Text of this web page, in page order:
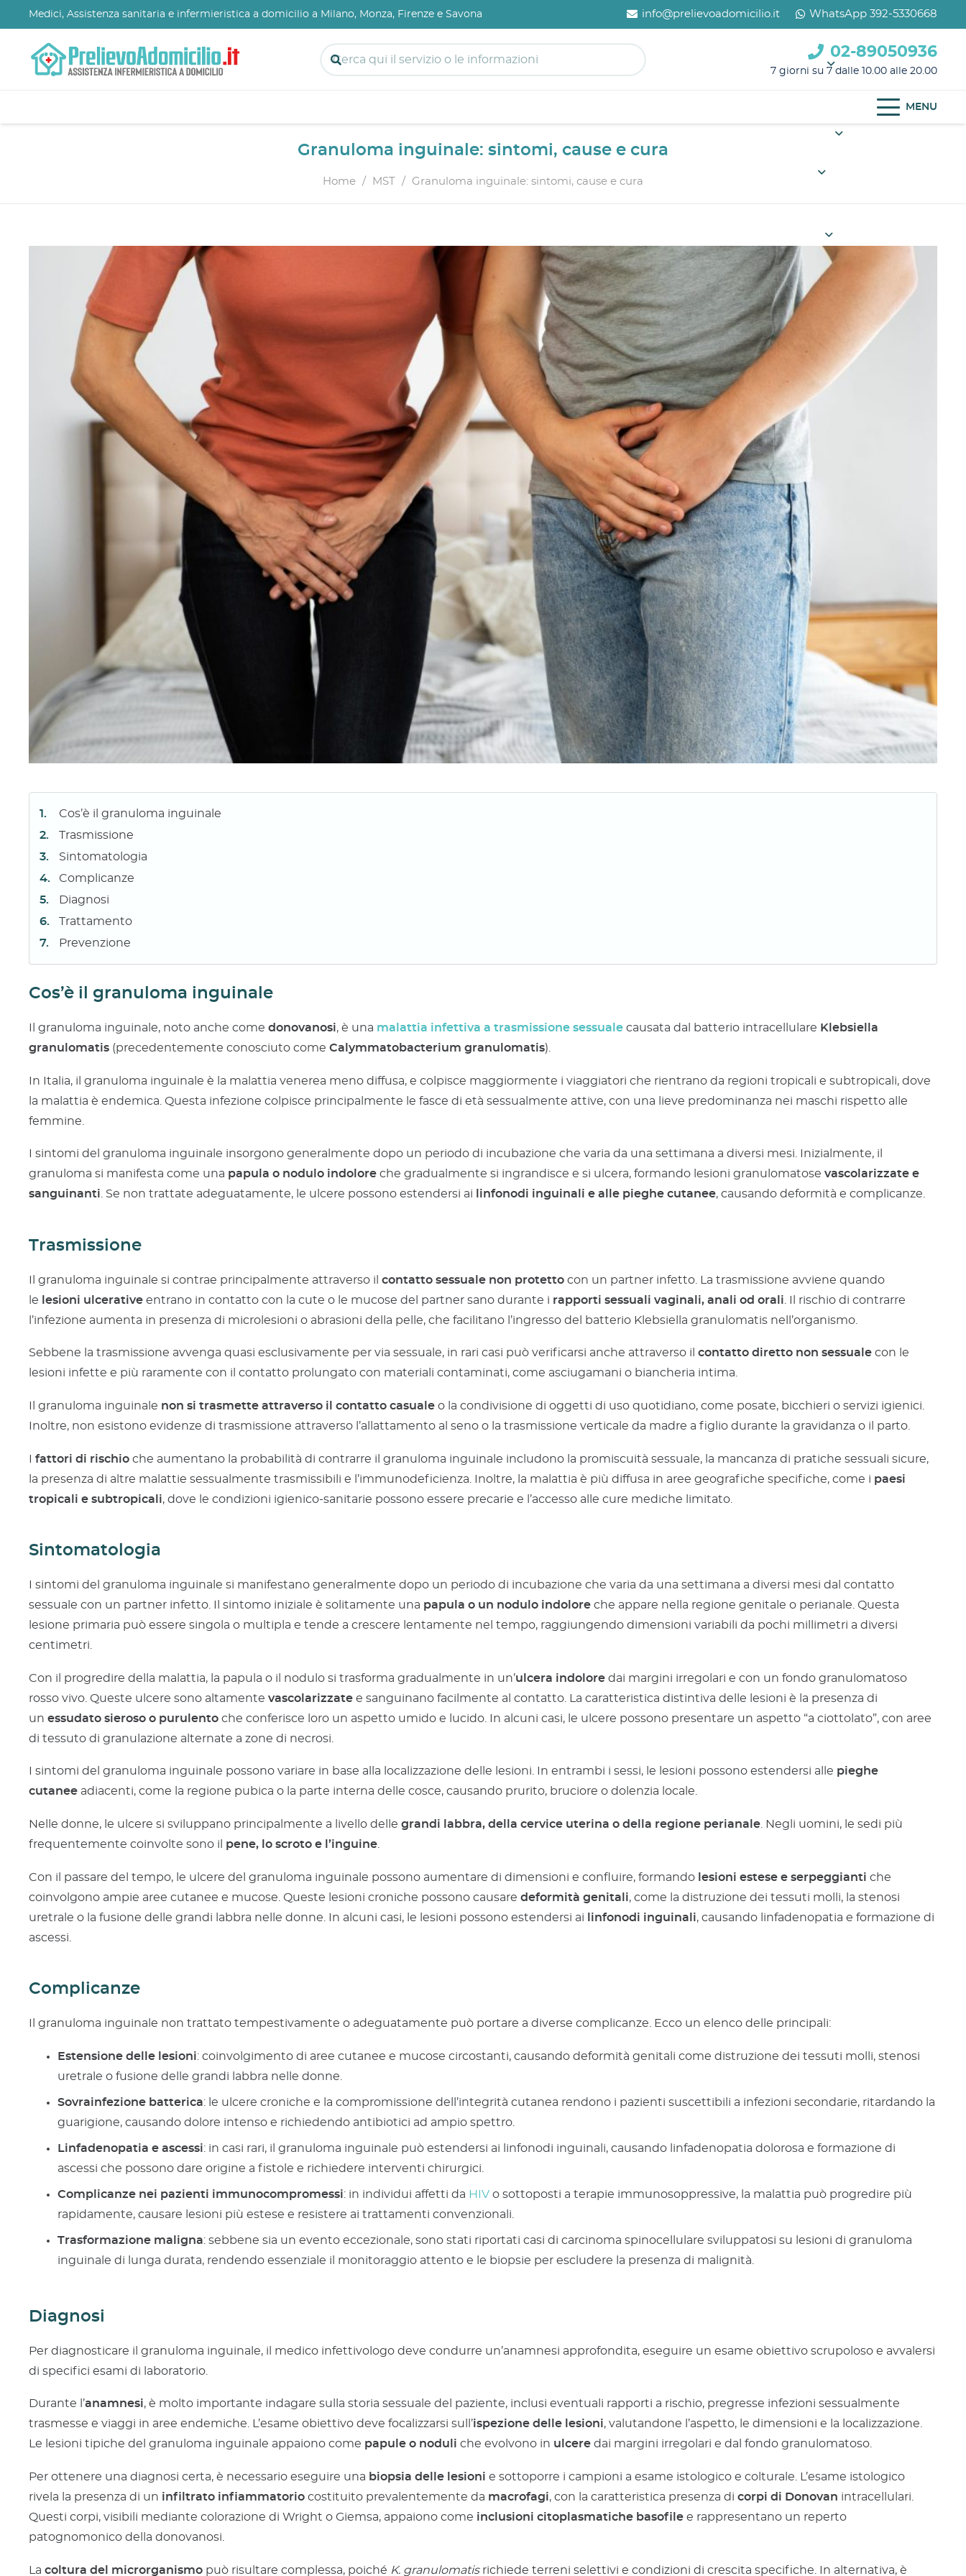
Medici, Assistenza sanitaria e infermieristica a domicilio a Milano, Monza, Firenze e Savona info@prelievoadomicilio.it WhatsApp 392-5330668
02-89050936
7 giorni su 7 dalle 10.00 alle 20.00
MENU
Granuloma inguinale: sintomi, cause e cura
Home / MST / Granuloma inguinale: sintomi, cause e cura
Cos’è il granuloma inguinale
Trasmissione
Sintomatologia
Complicanze
Diagnosi
Trattamento
Prevenzione
Cos’è il granuloma inguinale
Il granuloma inguinale, noto anche come donovanosi, è una malattia infettiva a trasmissione sessuale causata dal batterio intracellulare Klebsiella
granulomatis (precedentemente conosciuto come Calymmatobacterium granulomatis).
In Italia, il granuloma inguinale è la malattia venerea meno diffusa, e colpisce maggiormente i viaggiatori che rientrano da regioni tropicali e subtropicali, dove
la malattia è endemica. Questa infezione colpisce principalmente le fasce di età sessualmente attive, con una lieve predominanza nei maschi rispetto alle
femmine.
I sintomi del granuloma inguinale insorgono generalmente dopo un periodo di incubazione che varia da una settimana a diversi mesi. Inizialmente, il
granuloma si manifesta come una papula o nodulo indolore che gradualmente si ingrandisce e si ulcera, formando lesioni granulomatose vascolarizzate e
sanguinanti . Se non trattate adeguatamente, le ulcere possono estendersi ai linfonodi inguinali e alle pieghe cutanee, causando deformità e complicanze.
Trasmissione
Il granuloma inguinale si contrae principalmente attraverso il contatto sessuale non protetto con un partner infetto. La trasmissione avviene quando
le
lesioni ulcerative entrano in contatto con la cute o le mucose del partner sano durante i rapporti sessuali vaginali, anali od orali . Il rischio di contrarre
l’infezione aumenta in presenza di microlesioni o abrasioni della pelle, che facilitano l’ingresso del batterio Klebsiella granulomatis nell’organismo.
Sebbene la trasmissione avvenga quasi esclusivamente per via sessuale, in rari casi può verificarsi anche attraverso il contatto diretto non sessuale con le
lesioni infette e più raramente con il contatto prolungato con materiali contaminati, come asciugamani o biancheria intima.
Il granuloma inguinale non si trasmette attraverso il contatto casuale o la condivisione di oggetti di uso quotidiano, come posate, bicchieri o servizi igienici.
Inoltre, non esistono evidenze di trasmissione attraverso l’allattamento al seno o la trasmissione verticale da madre a figlio durante la gravidanza o il parto.
I fattori di rischio che aumentano la probabilità di contrarre il granuloma inguinale includono la promiscuità sessuale, la mancanza di pratiche sessuali sicure,
la presenza di altre malattie sessualmente trasmissibili e l’immunodeficienza. Inoltre, la malattia è più diffusa in aree geografiche specifiche, come i paesi
tropicali e subtropicali, dove le condizioni igienico-sanitarie possono essere precarie e l’accesso alle cure mediche limitato.
Sintomatologia
I sintomi del granuloma inguinale si manifestano generalmente dopo un periodo di incubazione che varia da una settimana a diversi mesi dal contatto
sessuale con un partner infetto. Il sintomo iniziale è solitamente una papula o un nodulo indolore che appare nella regione genitale o perianale. Questa
lesione primaria può essere singola o multipla e tende a crescere lentamente nel tempo, raggiungendo dimensioni variabili da pochi millimetri a diversi
centimetri.
Con il progredire della malattia, la papula o il nodulo si trasforma gradualmente in un’ulcera indolore dai margini irregolari e con un fondo granulomatoso
rosso vivo. Queste ulcere sono altamente vascolarizzate e sanguinano facilmente al contatto. La caratteristica distintiva delle lesioni è la presenza di
un essudato sieroso o purulento che conferisce loro un aspetto umido e lucido. In alcuni casi, le ulcere possono presentare un aspetto “a ciottolato”, con aree
di tessuto di granulazione alternate a zone di necrosi.
I sintomi del granuloma inguinale possono variare in base alla localizzazione delle lesioni. In entrambi i sessi, le lesioni possono estendersi alle pieghe
cutanee adiacenti, come la regione pubica o la parte interna delle cosce, causando prurito, bruciore o dolenzia locale.
Nelle donne, le ulcere si sviluppano principalmente a livello delle grandi labbra, della cervice uterina o della regione perianale . Negli uomini, le sedi più
frequentemente coinvolte sono il pene, lo scroto e l’inguine
Con il passare del tempo, le ulcere del granuloma inguinale possono aumentare di dimensioni e confluire, formando lesioni estese e serpeggianti che
coinvolgono ampie aree cutanee e mucose. Queste lesioni croniche possono causare deformità genitali, come la distruzione dei tessuti molli, la stenosi
uretrale o la fusione delle grandi labbra nelle donne. In alcuni casi, le lesioni possono estendersi ai
linfonodi inguinali, causando linfadenopatia e formazione di
ascessi.
Complicanze
Il granuloma inguinale non trattato tempestivamente o adeguatamente può portare a diverse complicanze. Ecco un elenco delle principali:
Estensione delle lesioni: coinvolgimento di aree cutanee e mucose circostanti, causando deformità genitali come distruzione dei tessuti molli, stenosi
uretrale o fusione delle grandi labbra nelle donne.
Sovrainfezione batterica: le ulcere croniche e la compromissione dell’integrità cutanea rendono i pazienti suscettibili a infezioni secondarie, ritardando la
guarigione, causando dolore intenso e richiedendo antibiotici ad ampio spettro.
Linfadenopatia e ascessi: in casi rari, il granuloma inguinale può estendersi ai linfonodi inguinali, causando linfadenopatia dolorosa e formazione di
ascessi che possono dare origine a fistole e richiedere interventi chirurgici.
Complicanze nei pazienti immunocompromessi: in individui affetti da HIV o sottoposti a terapie immunosoppressive, la malattia può progredire più
rapidamente, causare lesioni più estese e resistere ai trattamenti convenzionali.
Trasformazione maligna: sebbene sia un evento eccezionale, sono stati riportati casi di carcinoma spinocellulare sviluppatosi su lesioni di granuloma
inguinale di lunga durata, rendendo essenziale il monitoraggio attento e le biopsie per escludere la presenza di malignità.
Diagnosi
Per diagnosticare il granuloma inguinale, il medico infettivologo deve condurre un’anamnesi approfondita, eseguire un esame obiettivo scrupoloso e avvalersi
di specifici esami di laboratorio.
Durante l’anamnesi, è molto importante indagare sulla storia sessuale del paziente, inclusi eventuali rapporti a rischio, pregresse infezioni sessualmente
trasmesse e viaggi in aree endemiche. L’esame obiettivo deve focalizzarsi sull’ispezione delle lesioni, valutandone l’aspetto, le dimensioni e la localizzazione.
Le lesioni tipiche del granuloma inguinale appaiono come papule o noduli che evolvono in ulcere dai margini irregolari e dal fondo granulomatoso.
Per ottenere una diagnosi certa, è necessario eseguire una biopsia delle lesioni e sottoporre i campioni a esame istologico e colturale. L’esame istologico
rivela la presenza di un infiltrato infiammatorio costituito prevalentemente da macrofagi, con la caratteristica presenza di corpi di Donovan intracellulari.
Questi corpi, visibili mediante colorazione di Wright o Giemsa, appaiono come inclusioni citoplasmatiche basofile e rappresentano un reperto
patognomonico della donovanosi.
La coltura del microrganismo può risultare complessa, poiché K. granulomatisrichiede terreni selettivi e condizioni di crescita specifiche. In alternativa, è